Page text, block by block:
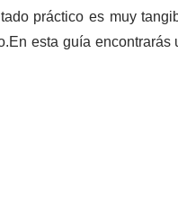
práctico es muy
esta guía